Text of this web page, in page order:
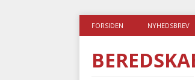
FORSIDEN NYHEDSBREV